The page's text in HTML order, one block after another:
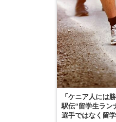
「ケニア人には
駅伝“留学生ラン
選手ではなく留